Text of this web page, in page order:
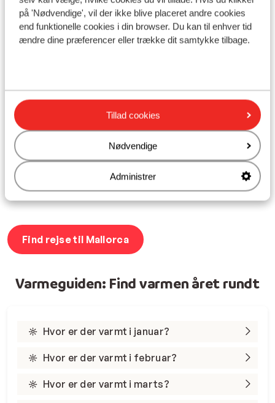
på 'Nødvendige', vil der ikke blive placeret andre cookies
end funktionelle cookies i din browser. Du kan til enhver tid
ændre dine præferencer eller trække dit samtykke tilbage.
Tillad cookies
Nødvendige
Administrer
både nyde Mallorcas varme temperatur og nyde godt
af en billigere pris end, hvis du eksempelvis rejser i juli
eller august måned.
derfor en god destination, hvis du ønsker at kombinere
afslapning på stranden med noget mere aktivitet. Du
kan eksempelvis nyde godt af Mallorcas mange
seværdigheder, hvor du kan tage på opdagelse uden at
gå til af varme. Dog kan du stadig nyde nogle varme
timer på stranden i april. Vejret på Mallorca i april er
nemlig stadig dejligt lunt om dagen!
Find rejse til Mallorca
Varmeguiden: Find varmen året rundt
Hvor er der varmt i januar?
Hvor er der varmt i februar?
Hvor er der varmt i marts?